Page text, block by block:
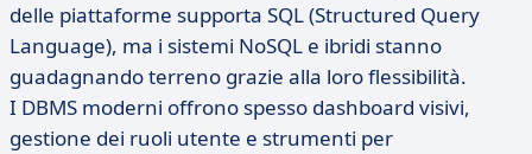
delle piattaforme supporta SQL (Structured Query
Language), ma i sistemi NoSQL e ibridi stanno
guadagnando terreno grazie alla loro flessibilità.
I DBMS moderni offrono spesso dashboard visivi,
gestione dei ruoli utente e strumenti per